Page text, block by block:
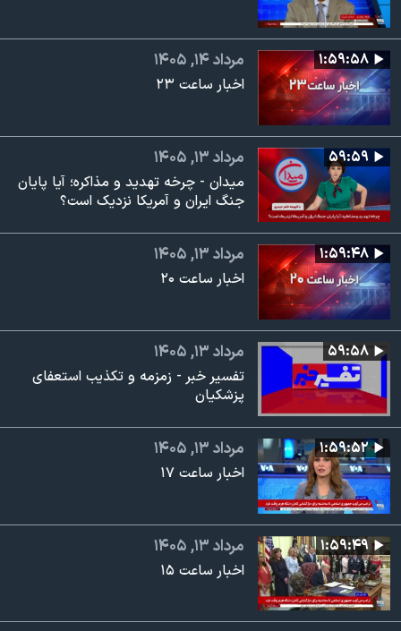
۱:۵۹:۵۸ مرداد ۱۴, ۱۴۰۵
اخبار ساعت ۲۳
۵۹:۵۹ مرداد ۱۳, ۱۴۰۵
میدان - چرخه تهدید و مذاکره؛ آیا پایان
جنگ ایران و آمریکا نزدیک است؟
۱:۵۹:۴۸ مرداد ۱۳, ۱۴۰۵
اخبار ساعت ۲۰
۵۹:۵۸ مرداد ۱۳, ۱۴۰۵
تفسیر خبر - زمزمه و تکذیب استعفای
پزشکیان
۱:۵۹:۵۲ مرداد ۱۳, ۱۴۰۵
اخبار ساعت ۱۷
۱:۵۹:۴۹ مرداد ۱۳, ۱۴۰۵
اخبار ساعت ۱۵